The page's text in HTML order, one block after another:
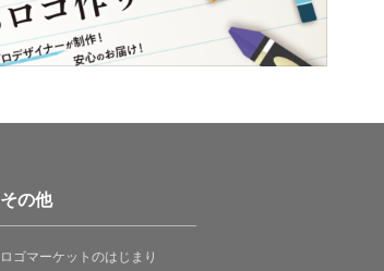
その他
ロゴマーケットのはじまり